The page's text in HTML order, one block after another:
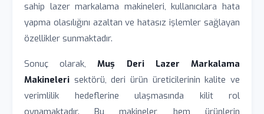
sahip lazer markalama makineleri, kullanıcılara hata
yapma olasılığını azaltan ve hatasız işlemler sağlayan
özellikler sunmaktadır.
Sonuç olarak,Muș Deri Lazer Markalama
Makineleri sektörü, deri ürün üreticilerinin kalite ve
verimlilik hedeflerine ulaşmasında kilit rol
oynamaktadır. Bu makineler, hem ürünlerin